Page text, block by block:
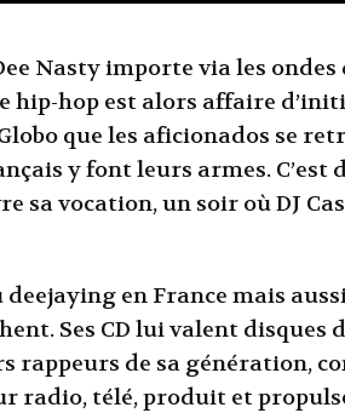
Nasty importe via les
hip-hop est alors affaire
que les aficionados se
y font leurs armes. C’est
sa vocation, un soir où DJ
en France mais
Ses CD lui valent disques
rappeurs de sa génération,
radio, télé, produit et